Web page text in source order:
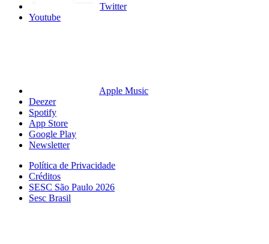
Twitter
Youtube
Apple Music
Deezer
Spotify
App Store
Google Play
Newsletter
Política de Privacidade
Créditos
SESC São Paulo 2026
Sesc Brasil